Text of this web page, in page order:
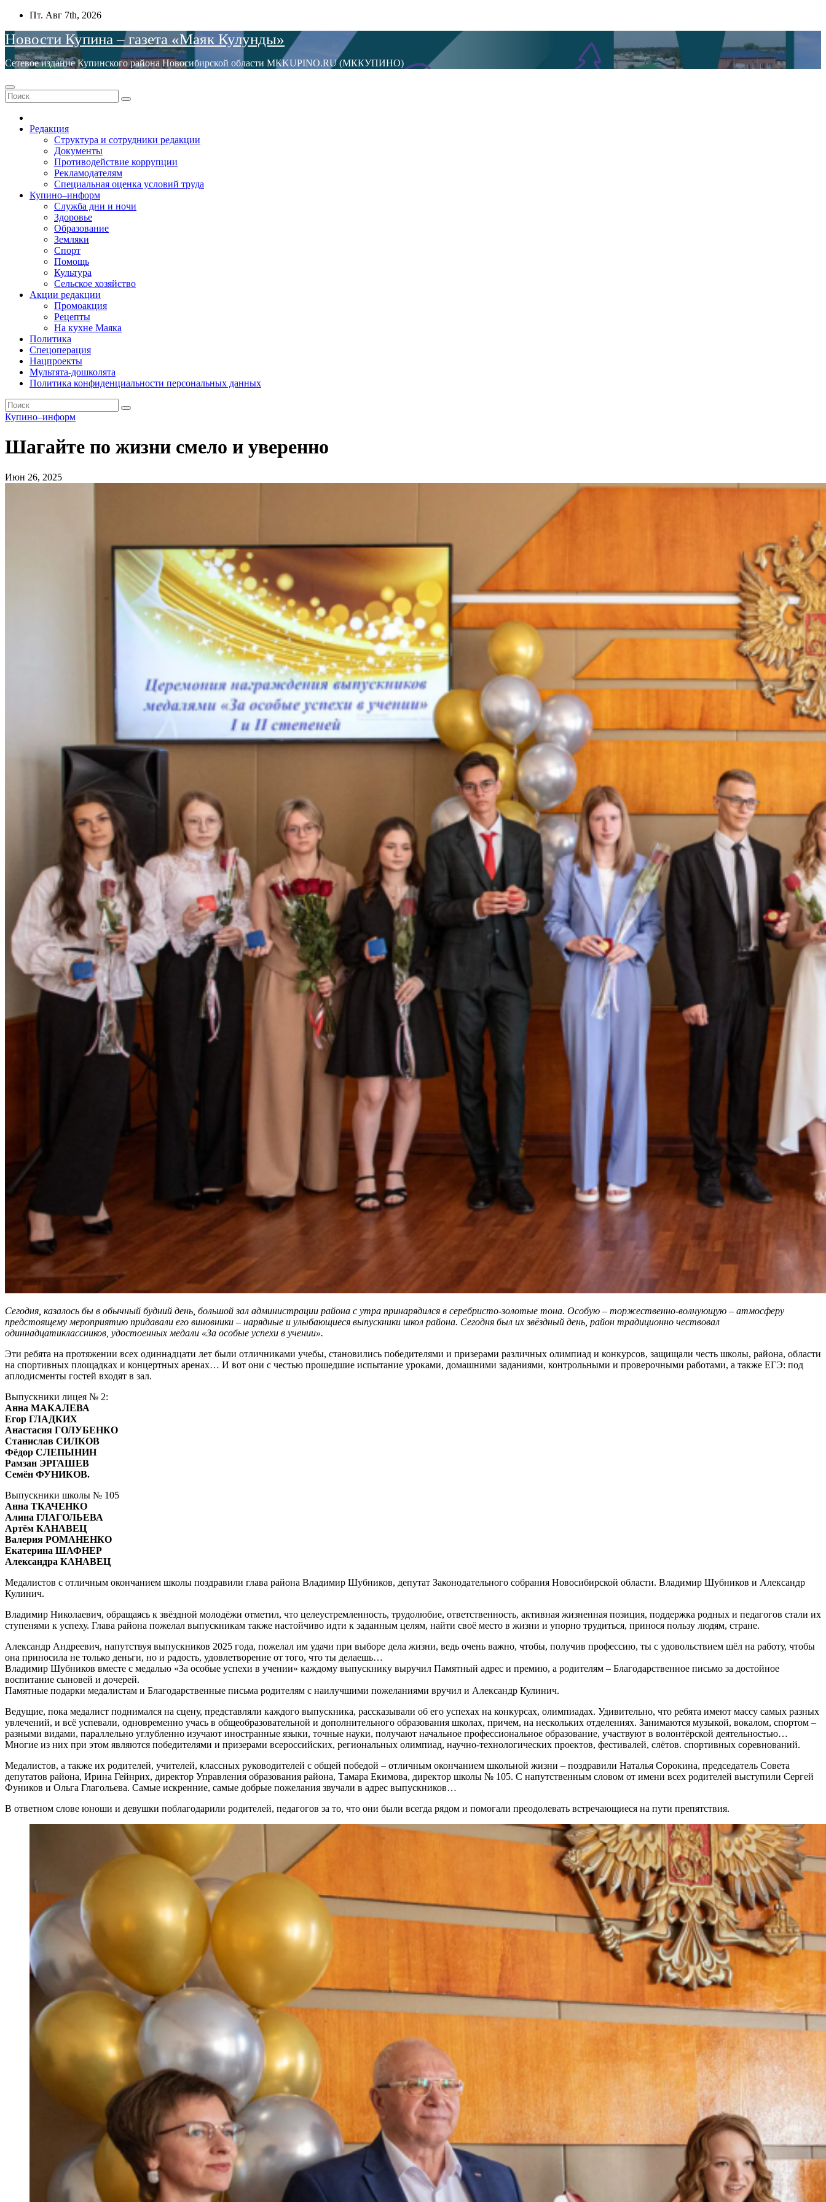
Перейти
содержимому
Пт. Авг 7th, 2026
Новости Купина – газета «Маяк Кулунды»
Сетевое издание Купинского района Новосибирской области МКKUPINO.RU (МККУПИНО)
Редакция
Структура и сотрудники редакции
Документы
Противодействие коррупции
Рекламодателям
Специальная оценка условий труда
Купино–информ
Служба дни и ночи
Здоровье
Образование
Земляки
Спорт
Помощь
Культура
Сельское хозяйство
Акции редакции
Промоакция
Рецепты
На кухне Маяка
Политика
Спецоперация
Нацпроекты
Мультята-дошколята
Политика конфиденциальности персональных данных
Купино–информ
Шагайте по жизни смело и уверенно
Июн 26, 2025
Сегодня, казалось бы в обычный будний день, большой зал администрации района с утра принарядился в серебристо-золотые тона. Особую – торжественно-волнующую – атмосферу
предстоящему мероприятию придавали его виновники – нарядные и улыбающиеся выпускники школ района. Сегодня был их звёздный день, район традиционно чествовал
одиннадцатиклассников, удостоенных медали «За особые успехи в учении».
Эти ребята на протяжении всех одиннадцати лет были отличниками учебы, становились победителями и призерами различных олимпиад и конкурсов, защищали честь школы, района, области
на спортивных площадках и концертных аренах… И вот они с честью прошедшие испытание уроками, домашними заданиями, контрольными и проверочными работами, а также ЕГЭ: под
аплодисменты гостей входят в зал.
Выпускники лицея № 2:
Анна МАКАЛЕВА
Егор ГЛАДКИХ
Анастасия ГОЛУБЕНКО
Станислав СИЛКОВ
Фёдор СЛЕПЫНИН
Рамзан ЭРГАШЕВ
Семён ФУНИКОВ.
Выпускники школы № 105
Анна ТКАЧЕНКО
Алина ГЛАГОЛЬЕВА
Артём КАНАВЕЦ
Валерия РОМАНЕНКО
Екатерина ШАФНЕР
Александра КАНАВЕЦ
Медалистов с отличным окончанием школы поздравили глава района Владимир Шубников, депутат Законодательного собрания Новосибирской области. Владимир Шубников и Александр
Кулинич.
Владимир Николаевич, обращаясь к звёздной молодёжи отметил, что целеустремленность, трудолюбие, ответственность, активная жизненная позиция, поддержка родных и педагогов стали их
ступенями к успеху. Глава района пожелал выпускникам также настойчиво идти к заданным целям, найти своё место в жизни и упорно трудиться, принося пользу людям, стране.
Александр Андреевич, напутствуя выпускников 2025 года, пожелал им удачи при выборе дела жизни, ведь очень важно, чтобы, получив профессию, ты с удовольствием шёл на работу, чтобы
она приносила не только деньги, но и радость, удовлетворение от того, что ты делаешь…
Владимир Шубников вместе с медалью «За особые успехи в учении» каждому выпускнику выручил Памятный адрес и премию, а родителям – Благодарственное письмо за достойное
воспитание сыновей и дочерей.
Памятные подарки медалистам и Благодарственные письма родителям с наилучшими пожеланиями вручил и Александр Кулинич.
Ведущие, пока медалист поднимался на сцену, представляли каждого выпускника, рассказывали об его успехах на конкурсах, олимпиадах. Удивительно, что ребята имеют массу самых разных
увлечений, и всё успевали, одновременно учась в общеобразовательной и дополнительного образования школах, причем, на нескольких отделениях. Занимаются музыкой, вокалом, спортом –
разными видами, параллельно углубленно изучают иностранные языки, точные науки, получают начальное профессиональное образование, участвуют в волонтёрской деятельностью…
Многие из них при этом являются победителями и призерами всероссийских, региональных олимпиад, научно-технологических проектов, фестивалей, слётов. спортивных соревнований.
Медалистов, а также их родителей, учителей, классных руководителей с общей победой – отличным окончанием школьной жизни – поздравили Наталья Сорокина, председатель Совета
депутатов района, Ирина Гейнрих, директор Управления образования района, Тамара Екимова, директор школы № 105. С напутственным словом от имени всех родителей выступили Сергей
Фуников и Ольга Глагольева. Самые искренние, самые добрые пожелания звучали в адрес выпускников…
В ответном слове юноши и девушки поблагодарили родителей, педагогов за то, что они были всегда рядом и помогали преодолевать встречающиеся на пути препятствия.